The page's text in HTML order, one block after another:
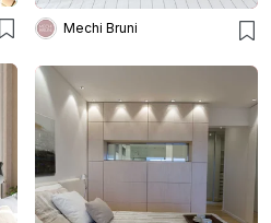
Mechi Bruni